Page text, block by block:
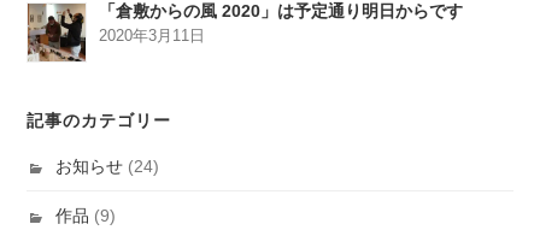
「倉敷からの風 2020」は予定通り明日からです
2020年3月11日
記事のカテゴリー
お知らせ (24)
作品 (9)